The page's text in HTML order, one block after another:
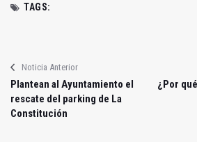
TAGS:
Noticia Anterior
Plantean al Ayuntamiento el
rescate del parking de La
Constitución
¿Por